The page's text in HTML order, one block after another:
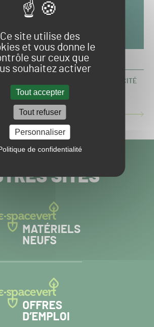
Ce site utilise des
et vous donne le
sur ceux que
souhaitez activer
Tout accepter
Tout refuser
Personnaliser
de confidentialité
ROBOT DE TONTE TRÈS GRANDE CAPACITÉ
SUR LA QUALITÉ DU GAZON
NOS
SITES
MATÉRIELS
NEUFS
OFFRES
D’EMPLOI